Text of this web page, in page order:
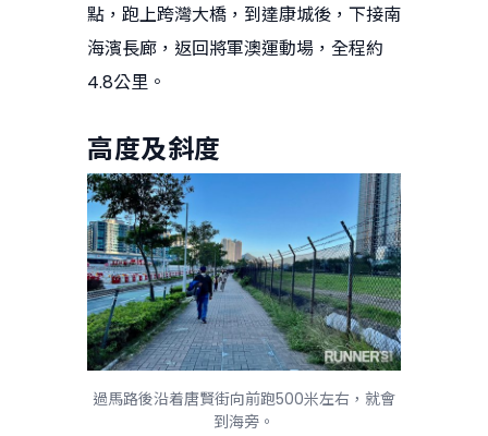
點，跑上跨灣大橋，到達康城後，下接南
海濱長廊，返回將軍澳運動場，全程約
4.8公里。
高度及斜度
過馬路後沿着唐賢街向前跑500米左右，就會
到海旁。